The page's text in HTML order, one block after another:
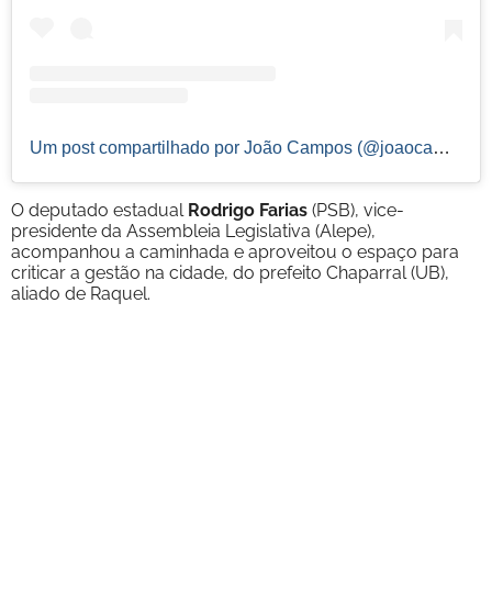
Um post compartilhado por João Campos (@joaocampos)
O deputado estadual Rodrigo Farias (PSB), vice-
presidente da Assembleia Legislativa (Alepe),
acompanhou a caminhada e aproveitou o espaço para
criticar a gestão na cidade, do prefeito Chaparral (UB),
aliado de Raquel.